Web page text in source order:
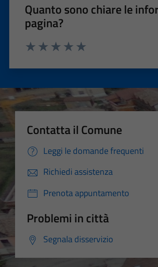
Quanto sono chiare le
pagina?
Contatta il Comune
Leggi le domande frequenti
Richiedi assistenza
Prenota appuntamento
Problemi in città
Segnala disservizio